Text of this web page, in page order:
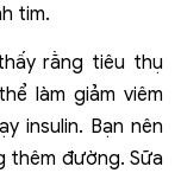
tim.
rằng tiêu thụ
làm giảm viêm
insulin. Bạn nên
thêm đường. Sữa